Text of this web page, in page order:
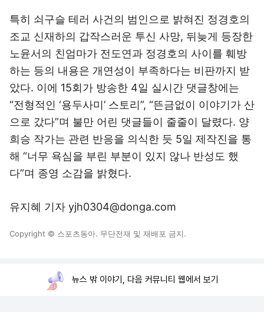
특히 쇠구슬 테러 사건의 범인으로 밝혀진 정경호의
조교 신재하의 갑작스러운 투신 사망, 뒤늦게 등장한
노윤서의 친엄마가 전도연과 정경호의 사이를 훼방
하는 등의 내용은 개연성이 부족하다는 비판까지 받
았다. 이에 15회가 방송한 4일 실시간 댓글창에는
“전형적인 ‘용두사미’ 스토리”, “뜬금없이 이야기가 산
으로 갔다”며 불만 어린 댓글들이 줄줄이 달렸다. 양
희승 작가는 관련 반응을 의식한 듯 5일 제작진을 통
해 “너무 욕심을 부린 부분이 있지 않나 반성도 했
다”며 종영 소감을 밝혔다.
유지혜 기자 yjh0304@donga.com
Copyright © 스포츠동아. 무단전재 및 재배포 금지.
뉴스 밖 이야기, 다음 커뮤니티 웹에서 보기